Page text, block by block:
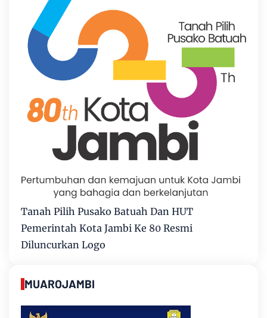
Tanah Pilih Pusako Batuah Dan HUT
Pemerintah Kota Jambi Ke 80 Resmi
Diluncurkan Logo
MUAROJAMBI